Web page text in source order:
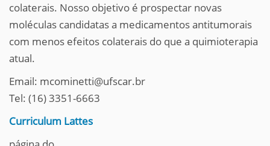
colaterais. Nosso objetivo é prospectar novas
moléculas candidatas a medicamentos antitumorais
com menos efeitos colaterais do que a quimioterapia
atual.
Email: mcominetti@ufscar.br
Tel: (16) 3351-6663
Curriculum Lattes